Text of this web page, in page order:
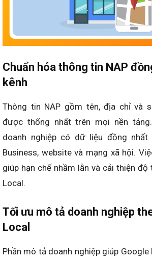
Chuẩn hóa thông tin NAP
kênh
Thông tin NAP gồm tên, địa chỉ và
được thống nhất trên mọi nền
doanh nghiệp có dữ liệu đồng nhất
Business, website và mạng xã hội.
giúp hạn chế nhầm lẫn và cải thiện độ
Local.
Tối ưu mô tả doanh nghiệp
Local
Phần mô tả doanh nghiệp giúp Google